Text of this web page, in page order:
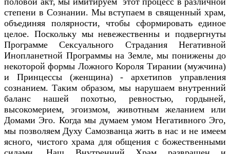
степени в Сознании. Мы вступаем в священный храм,
объединяя полярности, чтобы сформировать единое
целое. Поскольку мы невежественны и подвергнуты
Программе Сексуального Страдания Негативной
Инопланетной Программы на Земле, мы понижены до
некоторой формы Ложного Короля Тирании (мужчина)
и Принцессы (женщина) - архетипов управления
сознанием. Таким образом, мы нарушаем внутренний
баланс нашей похотью, ревностью, гордыней,
высокомерием, эгоизмом, животным желанием или
Домами Эго. Когда мы думаем умом Негативного Эго,
мы позволяем Духу Самозванца жить в нас и не имеем
ясного, чистого храма для общения с божественными